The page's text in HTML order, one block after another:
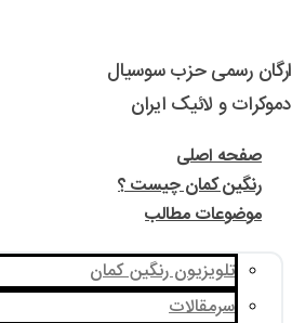
ارگان رسمی حزب سوسیال
دموکرات و لائیک ایران
صفحه اصلی
رنگین کمان چیست ؟
موضوعات مطالب
تلویزیون رنگین کمان
سرمقالات